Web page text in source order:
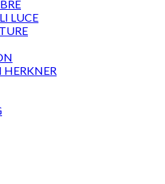
LUCE
HERKNER